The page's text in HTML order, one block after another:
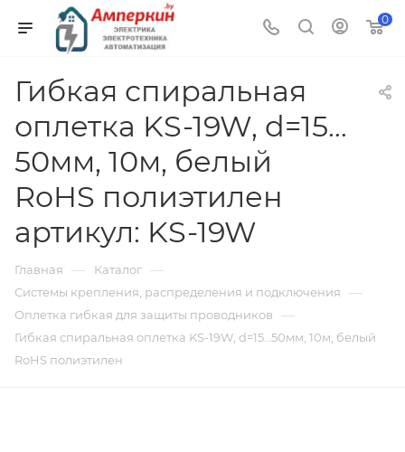
0
Гибкая спиральная
оплетка KS-19W, d=15…
50мм, 10м, белый
RoHS полиэтилен
артикул: KS-19W
Главная — Каталог —
Системы крепления, распределения и подключения —
Оплетка гибкая для защиты проводников —
Гибкая спиральная оплетка KS-19W, d=15…50мм, 10м, белый
RoHS полиэтилен